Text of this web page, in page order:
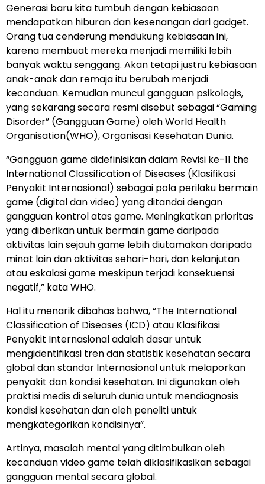
Generasi baru kita tumbuh dengan kebiasaan
mendapatkan hiburan dan kesenangan dari gadget.
Orang tua cenderung mendukung kebiasaan ini,
karena membuat mereka menjadi memiliki lebih
banyak waktu senggang. Akan tetapi justru kebiasaan
anak-anak dan remaja itu berubah menjadi
kecanduan. Kemudian muncul gangguan psikologis,
yang sekarang secara resmi disebut sebagai “Gaming
Disorder” (Gangguan Game) oleh World Health
Organisation(WHO), Organisasi Kesehatan Dunia.
“Gangguan game didefinisikan dalam Revisi ke-11 the
International Classification of Diseases (Klasifikasi
Penyakit Internasional) sebagai pola perilaku bermain
game (digital dan video) yang ditandai dengan
gangguan kontrol atas game. Meningkatkan prioritas
yang diberikan untuk bermain game daripada
aktivitas lain sejauh game lebih diutamakan daripada
minat lain dan aktivitas sehari-hari, dan kelanjutan
atau eskalasi game meskipun terjadi konsekuensi
negatif,” kata WHO.
Hal itu menarik dibahas bahwa, “The International
Classification of Diseases (ICD) atau Klasifikasi
Penyakit Internasional adalah dasar untuk
mengidentifikasi tren dan statistik kesehatan secara
global dan standar Internasional untuk melaporkan
penyakit dan kondisi kesehatan. Ini digunakan oleh
praktisi medis di seluruh dunia untuk mendiagnosis
kondisi kesehatan dan oleh peneliti untuk
mengkategorikan kondisinya”.
Artinya, masalah mental yang ditimbulkan oleh
kecanduan video game telah diklasifikasikan sebagai
gangguan mental secara global.